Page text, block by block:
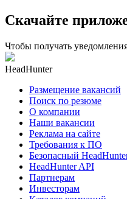
Скачайте
Чтобы получать
HeadHunter
Размещение вакансий
Поиск по резюме
О компании
Наши вакансии
Реклама на сайте
Требования к ПО
Безопасный
HeadHunter API
Партнерам
Инвесторам